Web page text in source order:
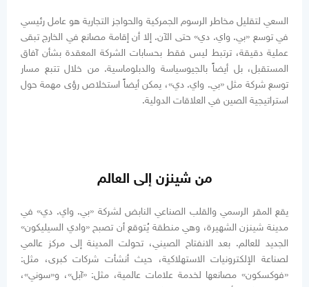
السعي لتقليل مخاطر الرسوم الجمركية والحواجز التجارية هو عامل رئيسي
في توسع «بي. واي. دي» حتى الآن. إلا أن إقامة مصانع في الخارج تبقى
عملية دقيقة، ترتبط ليس فقط بحسابات الشركة المعقدة بشأن آفاق
المستقبل، بل أيضاً بالجيوسياسة والدبلوماسية. من خلال تتبع مسار
توسع شركة مثل «بي. واي. دي»، يمكن أيضاً استخلاص رؤى مهمة حول
استراتيجية الصين في العلاقات الدولية.
من شينزن إلى العالم
يقع المقر الرسمي والقلب الصناعي النابض لشركة «بي. واي. دي» في
مدينة شينزن الشهيرة، وهي منطقة يُتوقع أن تصبح «وادي السيليكون»
الجديد للعالم. بعد الانفتاح الصيني، تحولت المدينة إلى مركز عالمي
لصناعة الإلكترونيات الاستهلاكية، حيث أنشأت شركات كبرى، مثل:
«فوكسكون» مصانعها لخدمة علامات عالمية، مثل: «آبل»، و«سوني»،